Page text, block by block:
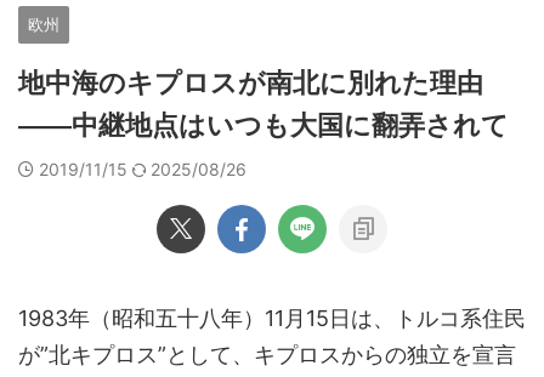
欧州
地中海のキプロスが南北に別れた理由
――中継地点はいつも大国に翻弄されて
2019/11/15 2025/08/26
1983年（昭和五十八年）11月15日は、トルコ系住民
が”北キプロス”として、キプロスからの独立を宣言